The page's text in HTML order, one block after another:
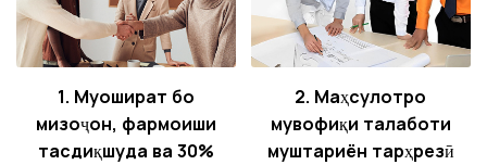
1. Муошират бо
мизоҷон, фармоиши
тасдиқшуда ва 30%
2. Маҳсулотро
мувофиқи талаботи
муштариён тарҳрезӣ